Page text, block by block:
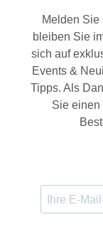
Melden Sie
bleiben Sie
sich auf
Events &
Tipps. Als
Sie einen